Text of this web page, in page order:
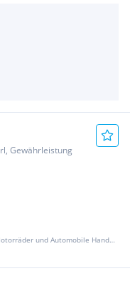
Gewährleistung
MOTORBÄR Motorräder und Automobile Handelsgesellschaft m.b.H.